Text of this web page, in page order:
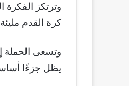
وترتكز
كرة القدم
وتسعى الحملة
يظل جزءًا